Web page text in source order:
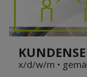
x/d/w/m •